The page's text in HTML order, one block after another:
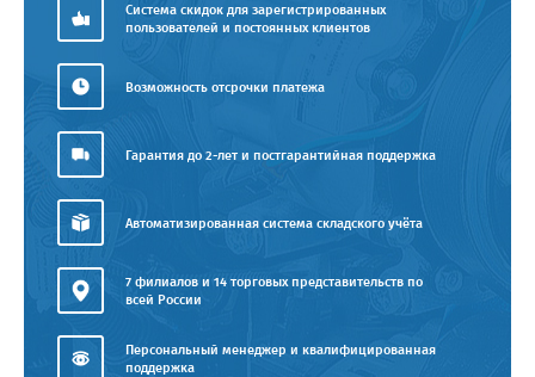
Система скидок для зарегистрированных
пользователей и постоянных клиентов
Возможность отсрочки платежа
Гарантия до 2-лет и постгарантийная поддержка
Автоматизированная система складского учёта
7 филиалов и 14 торговых представительств по
всей России
Персональный менеджер и квалифицированная
поддержка